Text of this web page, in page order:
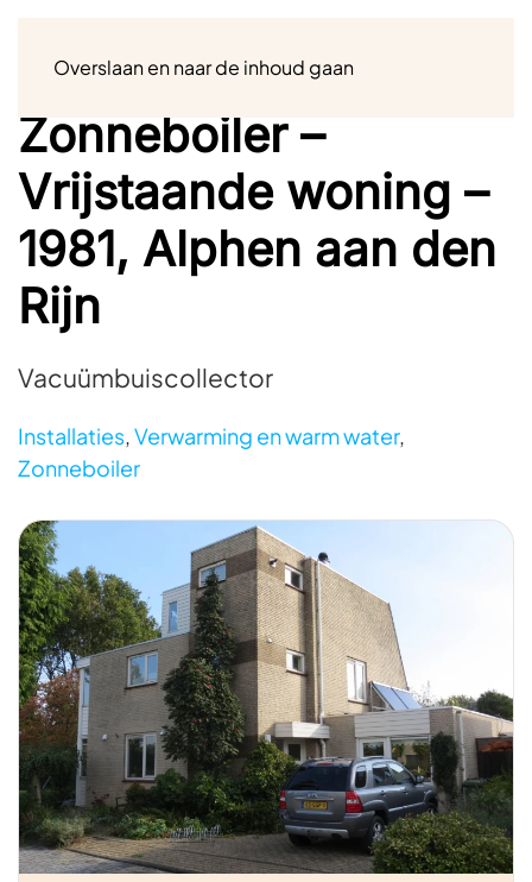
Overslaan en naar de inhoud gaan
Zonneboiler –
Vrijstaande woning –
1981, Alphen aan den
Rijn
Vacuümbuiscollector
Installaties,Verwarming en warm water,
Zonneboiler